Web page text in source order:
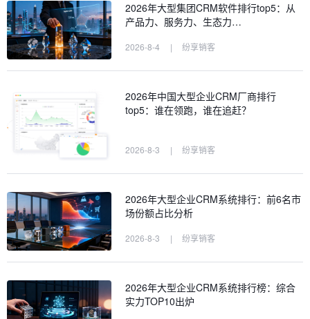
2026年大型集团CRM软件排行top5：从
产品力、服务力、生态力…
2026-8-4 | 纷享销客
2026年中国大型企业CRM厂商排行
top5：谁在领跑，谁在追赶？
2026-8-3 | 纷享销客
2026年大型企业CRM系统排行：前6名市
场份额占比分析
2026-8-3 | 纷享销客
2026年大型企业CRM系统排行榜：综合
实力TOP10出炉